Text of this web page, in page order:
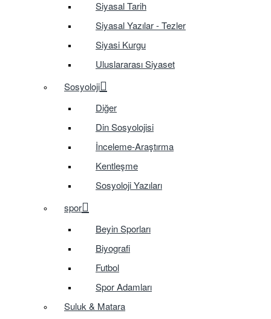
Siyasal Tarih
Siyasal Yazılar - Tezler
Siyasi Kurgu
Uluslararası Siyaset
Sosyoloji
Diğer
Din Sosyolojisi
İnceleme-Araştırma
Kentleşme
Sosyoloji Yazıları
spor
Beyin Sporları
Biyografi
Futbol
Spor Adamları
Suluk & Matara